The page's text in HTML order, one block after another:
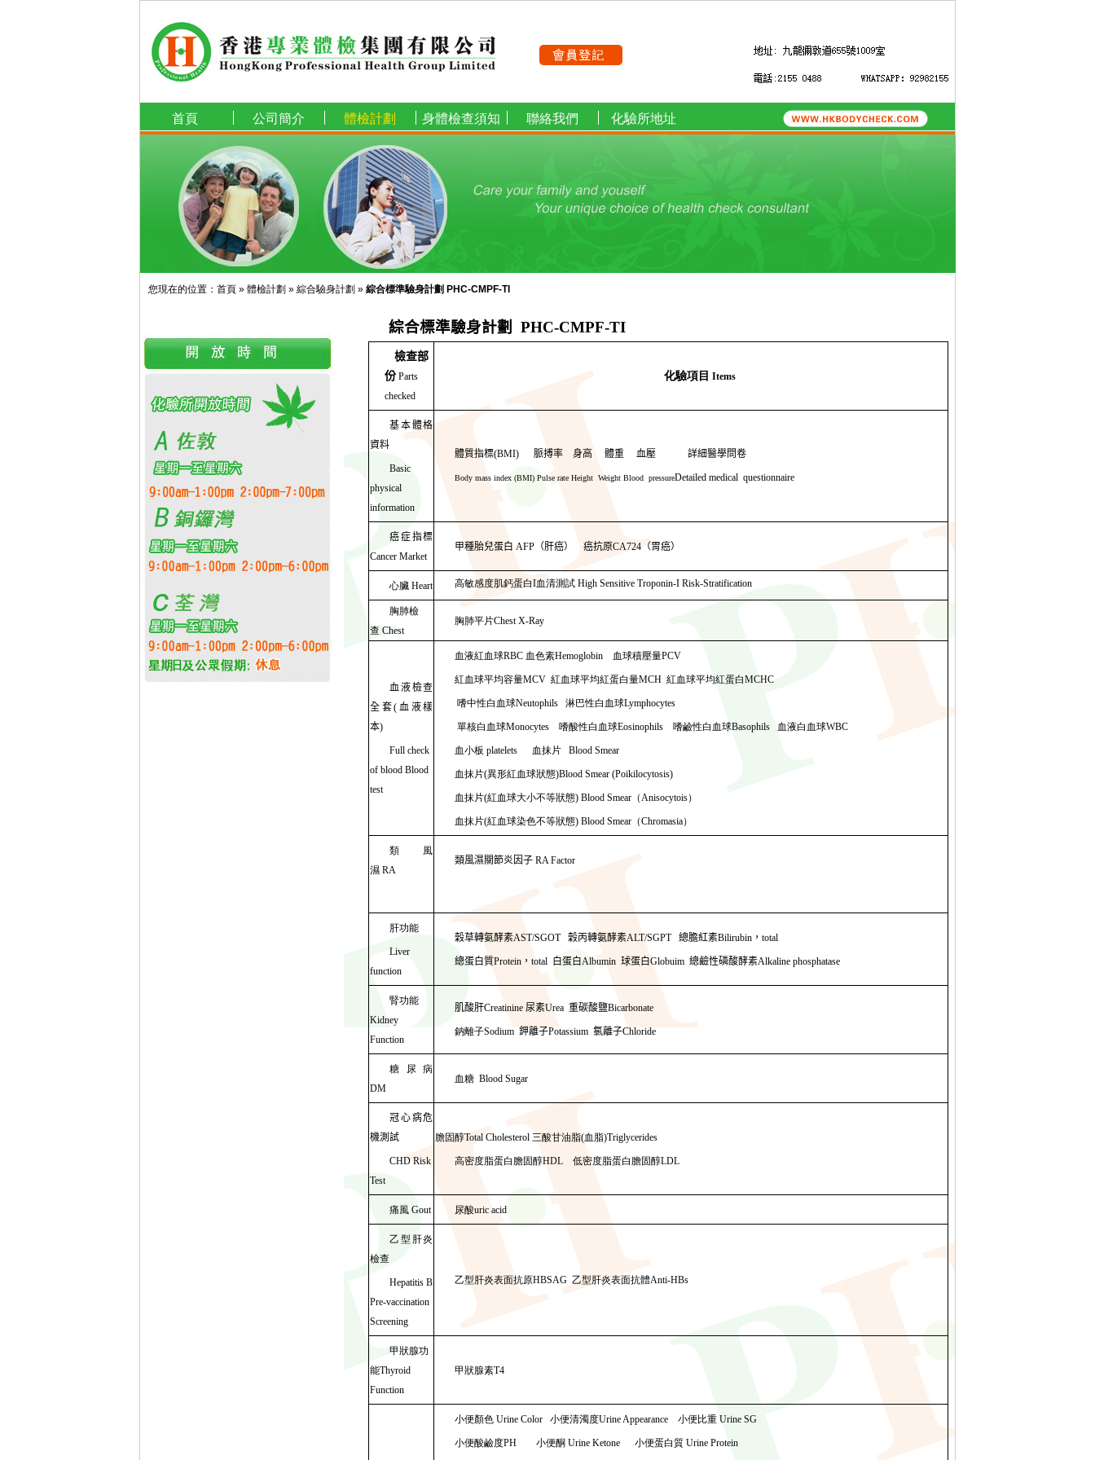
首頁 公司簡介 體檢計劃 身體檢查須知 聯絡我們 化驗所地址
您現在的位置： 首頁 » 體檢計劃 » 綜合驗身計劃 » 綜合標準驗身計劃 PHC-CMPF-TI
綜合標準驗身計劃 PHC-CMPF-TI
檢查部
份 Parts
checked
化驗項目 Items
基本體格
資料
Basic
physical
information
體質指標(BMI) 脈搏率 身高 體重 血壓 詳細醫學問卷
Body mass index (BMI)Pulse rate Height Weight Blood pressureDetailed medical questionnaire
癌症指標
Cancer Market
甲種胎兒蛋白 AFP （肝癌） 癌抗原CA724 （胃癌）
心臟 Heart 高敏感度肌鈣蛋白I血清測試 High Sensitive Troponin-I Risk-Stratification
胸肺檢
查 Chest
胸肺平片Chest X-Ray
血液檢查
全套( 血液樣
本)
Full check
of blood Blood
test
血液紅血球RBC 血色素Hemoglobin 血球積壓量PCV
紅血球平均容量MCV 紅血球平均紅蛋白量MCH 紅血球平均紅蛋白MCHC
嗜中性白血球Neutophils 淋巴性白血球Lymphocytes
單核白血球Monocytes 嗜酸性白血球Eosinophils 嗜鹼性白血球Basophils 血液白血球WBC
血小板 platelets 血抹片 Blood Smear
血抹片(異形紅血球狀態)Blood Smear (Poikilocytosis)
血抹片(紅血球大小不等狀態) Blood Smear（Anisocytois）
血抹片(紅血球染色不等狀態) Blood Smear（Chromasia）
類風
濕 RA
類風濕關節炎因子 RA Factor
肝功能
Liver
function
穀草轉氨酵素AST/SGOT 穀丙轉氨酵素ALT/SGPT 總膽紅素Bilirubin ，total
總蛋白質Protein ，total 白蛋白Albumin 球蛋白Globuim 總鹼性磷酸酵素Alkaline phosphatase
腎功能
Kidney
Function
肌酸肝Creatinine 尿素Urea 重碳酸鹽Bicarbonate
鈉離子Sodium鉀離子Potassium氯離子Chloride
糖尿病
DM
血糖 Blood Sugar
冠心病危
機測試
CHD Risk
Test
膽固醇Total Cholesterol 三酸甘油脂(血脂)Triglycerides
高密度脂蛋白 膽固醇HDL低密度脂蛋白 膽固醇LDL
痛風 Gout 尿酸uric acid
乙型肝炎
檢查
Hepatitis B
Pre-vaccination
Screening
乙型肝炎表面抗原HBSAG乙型肝炎表面抗體Anti-HBs
甲狀腺功
能Thyroid
Function
甲狀腺素T4
小便顏色 Urine Color 小便清濁度Urine Appearance 小便比重 Urine SG
小便酸鹼度PH 小便酮 Urine Ketone 小便蛋白質 Urine Protein